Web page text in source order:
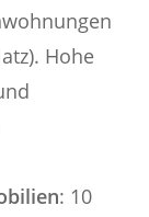
Hohe
: 10